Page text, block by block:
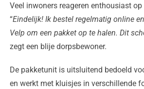
Veel inwoners reageren enthousiast
“Eindelijk! Ik bestel regelmatig online
Velp om een pakket op te halen. Dit
zegt een blije dorpsbewoner.
De pakketunit is uitsluitend bedoeld
en werkt met kluisjes in verschillende